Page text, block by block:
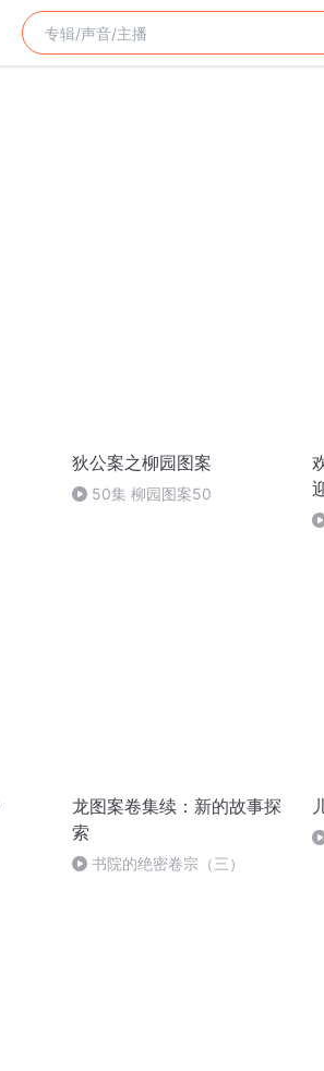
狄公案之柳园图案
50集 柳园图案50
龙图案卷集续：新的故事探
索
书院的绝密卷宗（三）